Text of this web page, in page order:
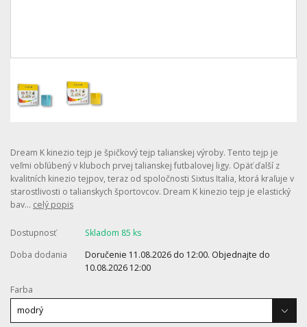
Dream K kinezio tejp je špičkový tejp talianskej výroby. Tento tejp je
veľmi obľúbený v kluboch prvej talianskej futbalovej ligy. Opäť ďalší z
kvalitních kinezio tejpov, teraz od spoločnosti Sixtus Italia, ktorá kraľuje v
starostlivosti o talianskych športovcov. Dream K kinezio tejp je elastický
bav... celý popis
Dostupnosť
Skladom 85 ks
Doba dodania
Doručenie 11.08.2026 do 12:00. Objednajte do
10.08.2026 12:00
Farba